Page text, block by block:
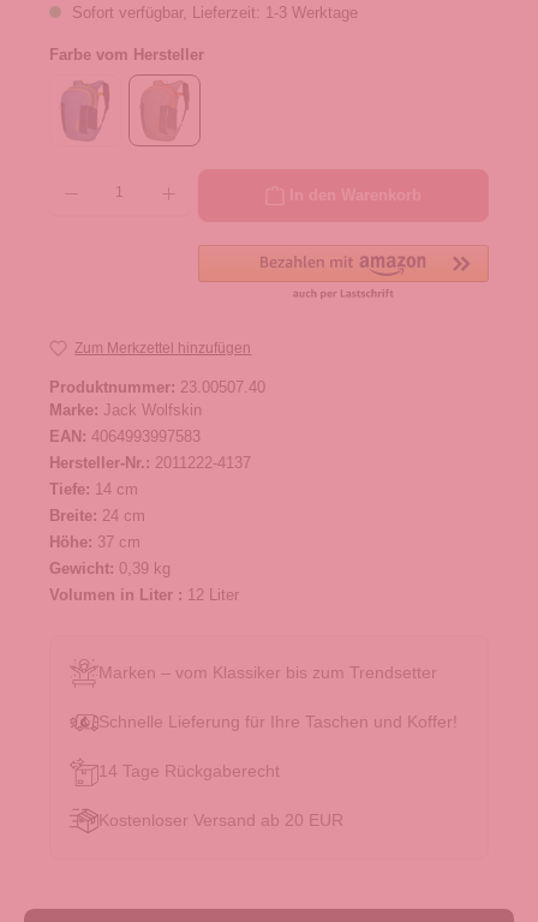
Sofort verfügbar, Lieferzeit: 1-3 Werktage
Farbe vom Hersteller
Zum Merkzettel hinzufügen
Produktnummer: 23.00507.40
Marke: Jack Wolfskin
EAN: 4064993997583
Hersteller-Nr.: 2011222-4137
Tiefe: 14 cm
Breite: 24 cm
Höhe: 37 cm
Gewicht: 0,39 kg
Volumen in Liter : 12 Liter
Marken – vom Klassiker bis zum Trendsetter
Schnelle Lieferung für Ihre Taschen und Koffer!
14 Tage Rückgaberecht
Kostenloser Versand ab 20 EUR